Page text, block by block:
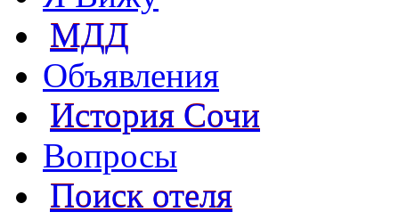
МДД
Объявления
История Сочи
Вопросы
Поиск отеля